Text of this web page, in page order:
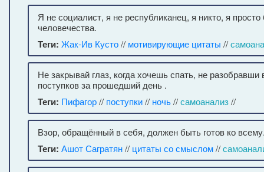
Я не социалист, я не республиканец, я никто, я
человечества.
Теги: Жак-Ив Кусто// мотивирующие цитаты //
Не закрывай глаз, когда хочешь спать, не разобравши
поступков за прошедший день .
Теги: Пифагор// поступки// ночь//самоанализ//
Взор, обращённый в себя, должен быть готов ко
Теги: Ашот Сагратян// цитаты со смыслом//